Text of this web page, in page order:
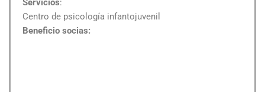
Servicios:
Centro de psicología infantojuvenil
Beneficio socias: